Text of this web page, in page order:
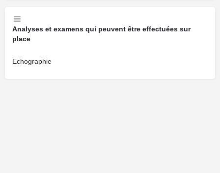
Analyses et examens qui peuvent être effectuées sur
place
Echographie